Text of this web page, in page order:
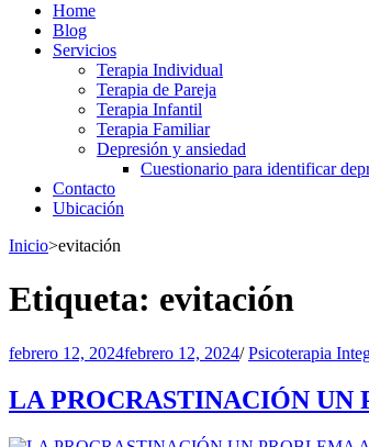
Psicoterapia Integral Metepec y Toluca
Especialista en psicoterapia y bienestar emocional
Home
Blog
Servicios
Terapia Individual
Terapia de Pareja
Terapia Infantil
Terapia Familiar
Depresión y ansiedad
Cuestionario para identificar
Contacto
Ubicación
Inicio>evitación
Etiqueta: evitación
febrero 12, 2024febrero 12, 2024/ Psicoterapia
LA PROCRASTINACIÓN UN